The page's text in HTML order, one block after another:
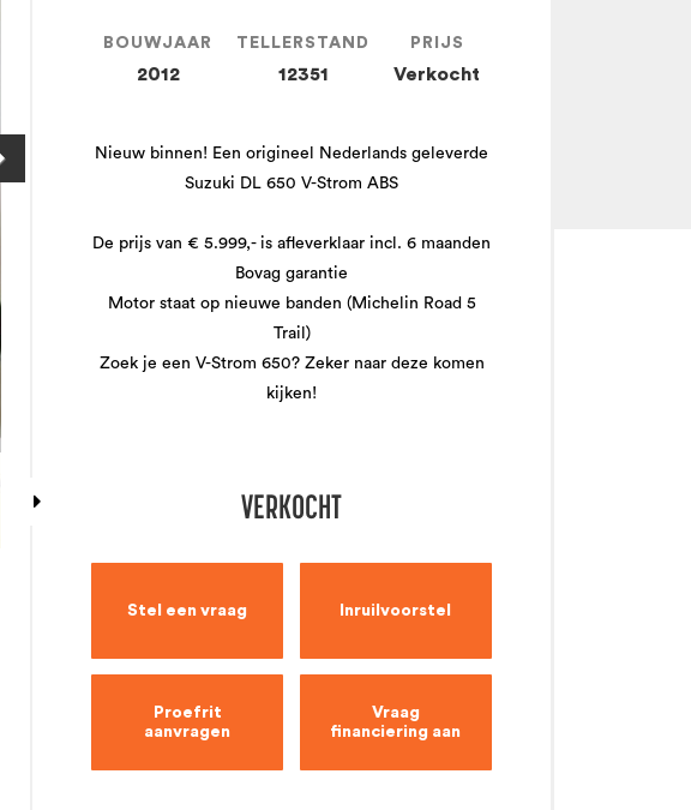
BOUWJAAR
2012
TELLERSTAND
12351
PRIJS
Verkocht
Nieuw binnen! Een origineel Nederlands geleverde
Suzuki DL 650 V-Strom ABS
De prijs van € 5.999,- is afleverklaar incl. 6 maanden
Bovag garantie
Motor staat op nieuwe banden (Michelin Road 5
Trail)
Zoek je een V-Strom 650? Zeker naar deze komen
kijken!
VERKOCHT
Stel een vraag Inruilvoorstel
Proefrit
aanvragen
Vraag
financiering aan